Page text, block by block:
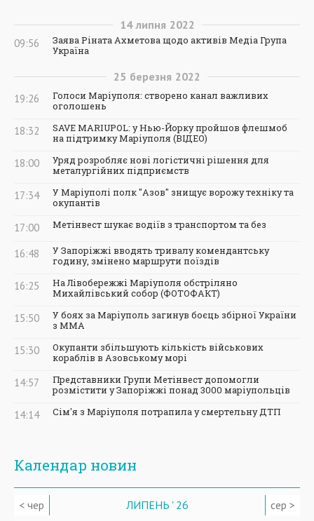
14 липня 2022
09:56
Заява Ріната Ахметова щодо активів Медіа Група
Україна
25 березня 2022
19:26
Голоси Маріуполя: створено канал важливих
оголошень
18:32
SAVE MARIUPOL: у Нью-Йорку пройшов флешмоб
на підтримку Маріуполя (ВІДЕО)
18:00
Уряд розробляє нові логістичні рішення для
металургійних підприємств
17:34
У Маріуполі полк "Азов" знищує ворожу техніку та
окупантів
17:00 Метінвест шукає водіїв з транспортом та без
16:48
У Запоріжжі вводять тривалу комендантську
годину, змінено маршрути поїздів
16:25
На Лівобережжі Маріуполя обстріляно
Михайлівський собор (ФОТОФАКТ)
15:50
У боях за Маріуполь загинув боєць збірної України
з ММА
15:30
Окупанти збільшують кількість військових
кораблів в Азовському морі
14:57
Представники Групи Метінвест допомогли
розмістити у Запоріжжі понад 3000 маріупольців
14:14 Сім'я з Маріуполя потрапила у смертельну ДТП
Календар новин
< чер ЛИПЕНЬ ' 26 сер >